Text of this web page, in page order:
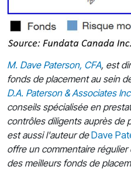
M. Dave Paterson, CFA, est
fonds de placement au sein
D.A. Paterson & Associates
conseils spécialisée en
contrôles diligents auprès de
est aussi l'auteur deDave
offre un commentaire
des meilleurs fonds de